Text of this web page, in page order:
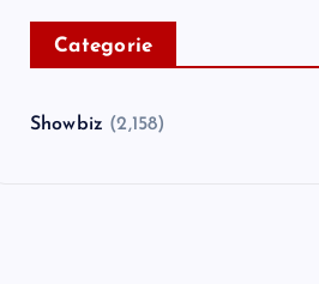
Categorie
Showbiz (2,158)